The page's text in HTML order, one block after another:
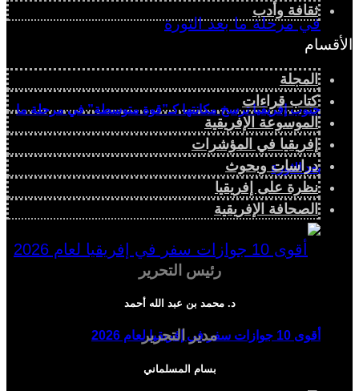
جنوب إفريقيا ترسخ مكانتها كـ”قوة متوسطة” في مرحلة ما
بعد الثورة
أقوى 10 جوازات سفر في إفريقيا لعام 2026
ثقافة وأدب
الأقسام
المجلة
كتاب قراءات
الموسوعة الإفريقية
إفريقيا في المؤشرات
دراسات وبحوث
نظرة على إفريقيا
الصحافة الإفريقية
رئيس التحرير
د. محمد بن عبد الله أحمد
مدير التحرير
بسام المسلماني